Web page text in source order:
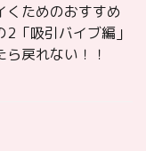
くためのおすすめ
「吸引バイブ編」
戻れない！！